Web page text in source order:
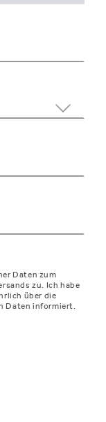
Daten zum
zu. Ich habe
über die
Daten informiert.